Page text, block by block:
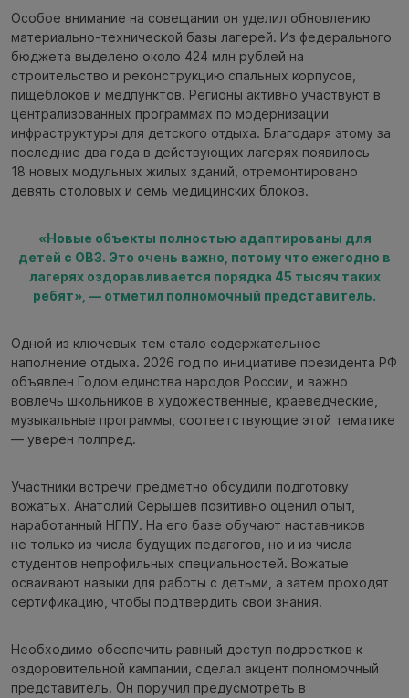
Особое внимание на совещании он уделил обновлению
материально-технической базы лагерей. Из федерального
бюджета выделено около 424 млн рублей на
строительство и реконструкцию спальных корпусов,
пищеблоков и медпунктов. Регионы активно участвуют в
централизованных программах по модернизации
инфраструктуры для детского отдыха. Благодаря этому за
последние два года в действующих лагерях появилось
18 новых модульных жилых зданий, отремонтировано
девять столовых и семь медицинских блоков.
«Новые объекты полностью адаптированы для
детей с ОВЗ. Это очень важно, потому что ежегодно в
лагерях оздоравливается порядка 45 тысяч таких
ребят», — отметил полномочный представитель.
Одной из ключевых тем стало содержательное
наполнение отдыха. 2026 год по инициативе президента РФ
объявлен Годом единства народов России, и важно
вовлечь школьников в художественные, краеведческие,
музыкальные программы, соответствующие этой тематике
— уверен полпред.
Участники встречи предметно обсудили подготовку
вожатых. Анатолий Серышев позитивно оценил опыт,
наработанный НГПУ. На его базе обучают наставников
не только из числа будущих педагогов, но и из числа
студентов непрофильных специальностей. Вожатые
осваивают навыки для работы с детьми, а затем проходят
сертификацию, чтобы подтвердить свои знания.
Необходимо обеспечить равный доступ подростков к
оздоровительной кампании, сделал акцент полномочный
представитель. Он поручил предусмотреть в